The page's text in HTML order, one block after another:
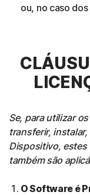
ou, no caso dos
Se, para utilizar
transferir, instalar,
Dispositivo, estes
também são
O Software é